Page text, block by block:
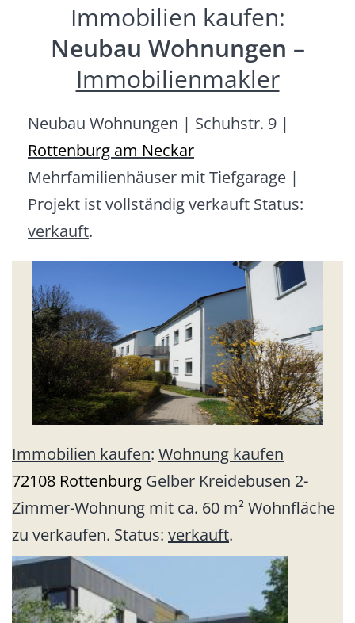
Immobilien kaufen:
Neubau Wohnungen –
Immobilienmakler
Neubau Wohnungen | Schuhstr. 9 |
Rottenburg am Neckar
Mehrfamilienhäuser mit Tiefgarage |
Projekt ist vollständig verkauft Status:
verkauft.
Immobilien kaufen: Wohnung kaufen
72108 Rottenburg Gelber Kreidebusen 2-
Zimmer-Wohnung mit ca. 60 m² Wohnfläche
zu verkaufen. Status: verkauft.